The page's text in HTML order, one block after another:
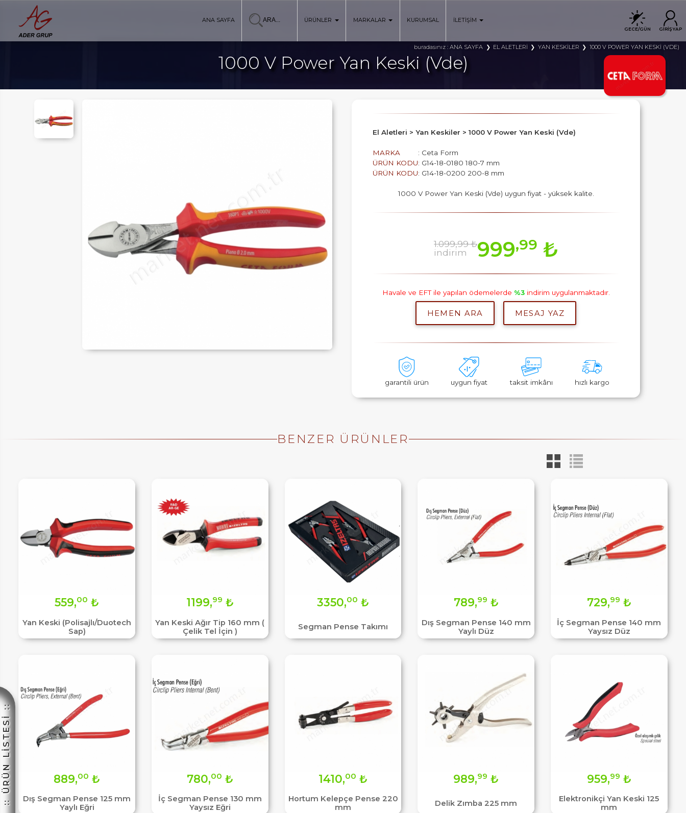
☽
:: ÜRÜN LİSTESİ ::
GECE/GÜN GİRİŞ YAP
ANA SAYFA ÜRÜNLER MARKALAR KURUMSAL İLETİŞİM
buradasınız :ANA SAYFA EL ALETLERİ YAN KESKİLER 1000 V POWER YAN KESKİ (VDE)
1000 V Power Yan Keski (Vde)
El Aletleri > Yan Keskiler > 1000 V Power Yan Keski (Vde)
MARKA
: Ceta Form
ÜRÜN KODU: G14-18-0180 180-7 mm
ÜRÜN KODU: G14-18-0200 200-8 mm
1000 V Power Yan Keski (Vde) uygun fiyat - yüksek kalite.
1.099,99 ₺
indirim
999,99 ₺
Havale ve EFT ile yapılan ödemelerde %3indirim uygulanmaktadır.
HEMEN ARA MESAJ YAZ
garantili ürün uygun fiyat taksit imkânı hızlı kargo
BENZER ÜRÜNLER
Yan Keski (Polisajlı/Duotech
Sap)
559,00 ₺
Yan Keski Ağır Tip 160 mm (
Çelik Tel İçin )
1199,99 ₺
Segman Pense Takımı
3350,00 ₺
Dış Segman Pense 140 mm
Yaylı Düz
789,99 ₺
İç Segman Pense 140 mm
Yaysız Düz
729,99 ₺
Dış Segman Pense 125 mm
Yaylı Eğri
889,00 ₺
İç Segman Pense 130 mm
Yaysız Eğri
780,00 ₺
Hortum Kelepçe Pense 220
mm
1410,00 ₺
Delik Zımba 225 mm
989,99 ₺
Elektronikçi Yan Keski 125
mm
959,99 ₺